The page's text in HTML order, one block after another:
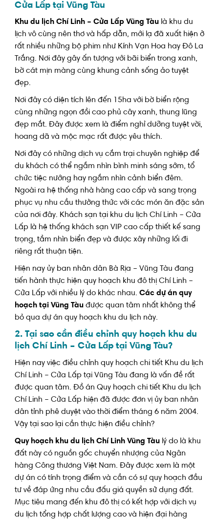
Cửa Lấp tại Vũng Tàu
Khu du lịch Chí Linh – Cửa Lấp Vũng Tàu là khu du
lịch vô cùng nên thơ và hấp dẫn, mới lạ đã xuất hiện ở
rất nhiều những bộ phim như Kính Vạn Hoa hay Đô La
Trắng. Nơi đây gây ấn tượng với bãi biển trong xanh,
bờ cát mịn màng cùng khung cảnh sống ảo tuyệt
đẹp.
Nơi đây có diện tích lên đến 15ha với bờ biển rộng
cùng những ngọn đồi cao phủ cây xanh, thung lũng
đẹp mắt. Đây được xem là điểm nghỉ dưỡng tuyệt vời,
hoang dã và mộc mạc rất được yêu thích.
Nơi đây có những dịch vụ cắm trại chuyên nghiệp để
du khách có thể ngắm nhìn bình minh sáng sớm, tổ
chức tiệc nướng hay ngắm nhìn cảnh biển đêm.
Ngoài ra hệ thống nhà hàng cao cấp và sang trọng
phục vụ nhu cầu thưởng thức với các món ăn đặc sản
của nơi đây. Khách sạn tại khu du lịch Chí Linh – Cửa
Lấp là hệ thống khách sạn VIP cao cấp thiết kế sang
trọng, tầm nhìn biển đẹp và được xây những lối đi
riêng rất thuận tiện.
Hiện nay ủy ban nhân dân Bà Rịa – Vũng Tàu đang
tiến hành thực hiện quy hoạch khu đô thị Chí Linh –
Cửa Lấp với nhiều lý do khác nhau. Các dự án quy
hoạch tại Vũng Tàu được quan tâm nhất không thể
bỏ qua dự án quy hoạch khu du lịch này.
2. Tại sao cần điều chỉnh quy hoạch khu du
lịch Chí Linh – Cửa Lấp tại Vũng Tàu?
Hiện nay việc điều chỉnh quy hoạch chi tiết Khu du lịch
Chí Linh – Cửa Lấp tại Vũng Tàu đang là vấn đề rất
được quan tâm. Đồ án Quy hoạch chi tiết Khu du lịch
Chí Linh – Cửa Lấp hiện đã được đơn vị ủy ban nhân
dân tỉnh phê duyệt vào thời điểm tháng 6 năm 2004.
Vậy tại sao lại cần thực hiện điều chỉnh?
Quy hoạch khu du lịch Chí Linh Vũng Tàu lý do là khu
đất này có nguồn gốc chuyển nhượng của Ngân
hàng Công thương Việt Nam. Đây được xem là một
dự án có tính trọng điểm và cần có sự quy hoạch đầu
tư về đáp ứng nhu cầu đấu giá quyền sử dụng đất.
Mục tiêu mang đến khu đô thị có kết hợp với dịch vụ
du lịch tổng hợp chất lượng cao và hiện đại hàng